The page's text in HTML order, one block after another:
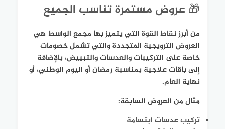
🎁 عروض مستمرة تناسب الجميع
من أبرز نقاط القوة التي يتميز بها مجمع الواسط هي
العروض الترويجية المتجددة والتي تشمل خصومات
خاصة على التركيبات والعدسات والتبييض، بالإضافة
إلى باقات علاجية بمناسبة رمضان أو اليوم الوطني، أو
نهاية العام.
مثال من العروض السابقة:
تركيب عدسات ابتسامة